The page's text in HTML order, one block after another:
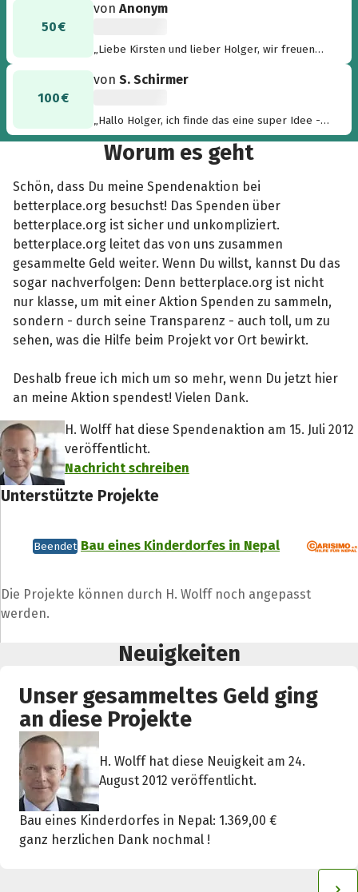
Freunde! Viele liebe Grüße Holger“
50 €
vonAnonym
„Liebe Kirsten und lieber Holger, wir freuen
Euren Gästen. So macht Spenden Spaß. Liebe
100 €
vonS. Schirmer
„Hallo Holger, ich finde das eine super Idee -
wir freuen uns schon auf heute abend! Einen
schönen Gruß, Andrea und Sven“
Worum es geht
Schön, dass Du meine Spendenaktion bei
betterplace.org besuchst! Das Spenden über
betterplace.org ist sicher und unkompliziert.
betterplace.org leitet das von uns zusammen
gesammelte Geld weiter. Wenn Du willst, kannst Du das
sogar nachverfolgen: Denn betterplace.org ist nicht
nur klasse, um mit einer Aktion Spenden zu sammeln,
sondern - durch seine Transparenz - auch toll, um zu
sehen, was die Hilfe beim Projekt vor Ort bewirkt.
Deshalb freue ich mich um so mehr, wenn Du jetzt hier
an meine Aktion spendest! Vielen Dank.
H. Wolff hat diese Spendenaktion am 15. Juli 2012
veröffentlicht.
Nachricht schreiben
Unterstützte Projekte
Beendet Bau eines Kinderdorfes in Nepal
Die Projekte können durch H. Wolff noch angepasst
werden.
Neuigkeiten
Unser gesammeltes Geld ging
an diese Projekte
H. Wolff hat diese Neuigkeit am 24.
August 2012 veröffentlicht.
Bau eines Kinderdorfes in Nepal: 1.369,00 €
ganz herzlichen Dank nochmal !